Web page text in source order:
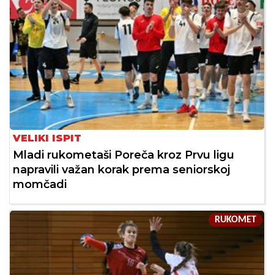
VELIKI ISPIT
Mladi rukometaši Poreča kroz Prvu ligu
napravili važan korak prema seniorskoj
momčadi
RUKOMET